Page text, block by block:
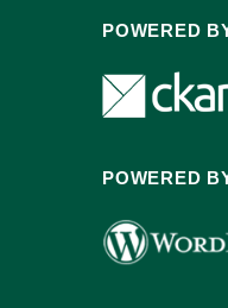
POWERED
POWERED